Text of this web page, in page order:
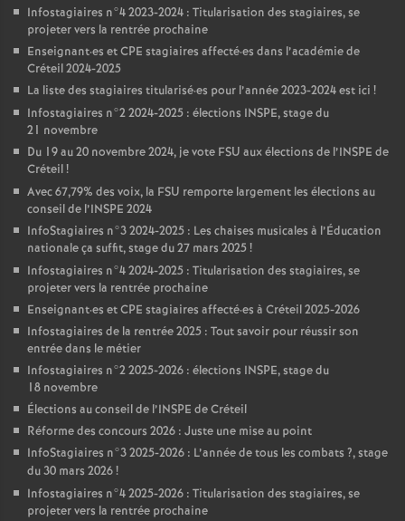
Infostagiaires n°4 2023-2024 : Titularisation des stagiaires, se
projeter vers la rentrée prochaine
Enseignant·es etCPE stagiaires affecté·es dans l’académie de
Créteil 2024-2025
La liste des stagiaires titularisé·es pour l’année 2023-2024 est ici !
Infostagiaires n°2 2024-2025 : élections INSPE, stage du
21 novembre
Du 19 au 20 novembre 2024, je vote FSU aux élections de l’INSPE de
Créteil!
Avec 67,79% des voix, la FSU remporte largement les élections au
conseil de l’INSPE 2024
InfoStagiaires n°3 2024-2025 : Les chaises musicales à l’Éducation
nationale ça suffit, stage du 27 mars 2025!
Infostagiaires n°4 2024-2025 : Titularisation des stagiaires, se
projeter vers la rentrée prochaine
Enseignant·es etCPE stagiaires affecté·es à Créteil 2025-2026
Infostagiaires de la rentrée 2025 : Tout savoir pour réussir son
entrée dans le métier
Infostagiaires n°2 2025-2026 : élections INSPE, stage du
18 novembre
Élections au conseil de l’INSPE de Créteil
Réforme des concours 2026 : Juste une mise au point
InfoStagiaires n°3 2025-2026 : L’année de tous les combats ?, stage
du 30 mars 2026!
Infostagiaires n°4 2025-2026 : Titularisation des stagiaires, se
projeter vers la rentrée prochaine